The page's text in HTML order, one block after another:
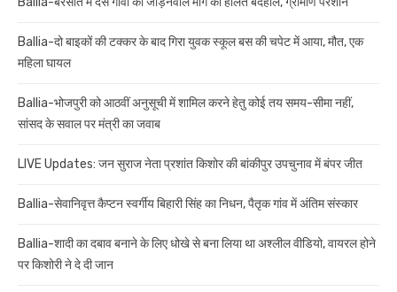
Ballia-दो बाइकों की टक्कर के बाद गिरा युवक स्कूल बस की चपेट में आया, मौत, एक
महिला घायल
Ballia-भोजपुरी को आठवीं अनुसूची में शामिल करने हेतु कोई तय समय-सीमा नहीं,
सांसद के सवाल पर मंत्री का जवाब
LIVE Updates: जन सुराज नेता प्रशांत किशोर की बांकीपुर उपचुनाव में बंपर जीत
Ballia-सेवानिवृत्त कैप्टन स्वर्गीय बिहारी सिंह का निधन, पैतृक गांव में अंतिम संस्कार
Ballia-शादी का दबाव बनाने के लिए धोखे से बना लिया था अश्लील वीडियो, वायरल होने
पर किशोरी ने दे दी जान